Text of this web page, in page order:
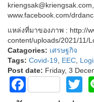
www.facebook.com/
แหล่งที่มาของภาพ : http://
content/uploads/2021/11/
Catagories: เศรษฐกิจ
Tags: Covid-19 EEC
Post date: Friday, 3